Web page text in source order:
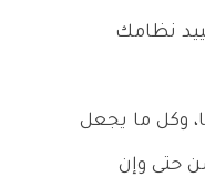
نظامك
وكل ما يجعل
حتى وإن